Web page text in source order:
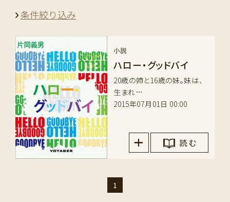
条件絞り込み
小説
ハロー・グッドバイ
20歳の姉と16歳の妹。妹は、
生まれ…
2015年07月01日 00:00
読 む
1